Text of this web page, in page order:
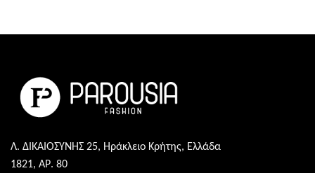
Λ. ΔΙΚΑΙΟΣΥΝΗΣ 25, Ηράκλειο Κρήτης, Ελλάδα
1821, ΑΡ. 80